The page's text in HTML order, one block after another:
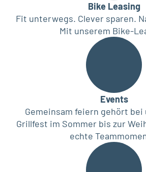
Bike Leasing
Fit unterwegs. Clever sparen.
Mit unserem Bike-
Events
Gemeinsam feiern gehört bei
Grillfest im Sommer bis zur
echte